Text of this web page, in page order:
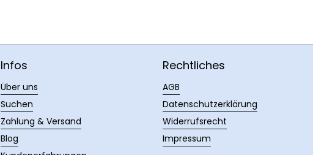
Infos
Über uns
Suchen
Zahlung & Versand
Blog
Rechtliches
AGB
Datenschutzerklärung
Widerrufsrecht
Impressum